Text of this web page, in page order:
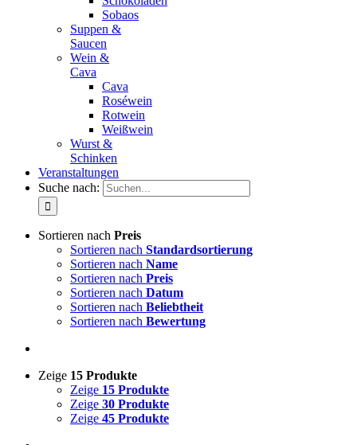
Sobaos
Suppen &
Saucen
Wein &
Cava
Cava
Roséwein
Rotwein
Weißwein
Wurst &
Schinken
Veranstaltungen
Suche nach:
Sortieren nach Preis
Sortieren nach Standardsortierung
Sortieren nach Name
Sortieren nach Preis
Sortieren nach Datum
Sortieren nach Beliebtheit
Sortieren nach Bewertung
Zeige 15 Produkte
Zeige 15 Produkte
Zeige 30 Produkte
Zeige 45 Produkte